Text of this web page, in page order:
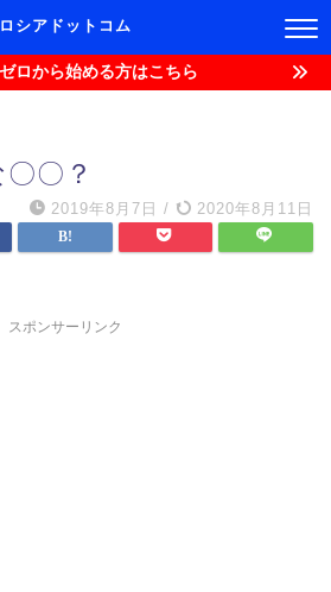
ロシアドットコム
ロから始める方はこちら
〇？
2019年8月7日 / 2020年8月11日
スポンサーリンク